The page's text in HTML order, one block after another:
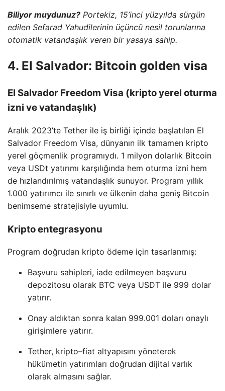
Biliyor muydunuz? Portekiz, 15’inci yüzyılda sürgün
edilen Sefarad Yahudilerinin üçüncü nesil torunlarına
otomatik vatandaşlık veren bir yasaya sahip.
4. El Salvador: Bitcoin golden visa
El Salvador Freedom Visa (kripto yerel oturma
izni ve vatandaşlık)
Aralık 2023’te Tether ile iş birliği içinde başlatılan El
Salvador Freedom Visa, dünyanın ilk tamamen kripto
yerel göçmenlik programıydı. 1 milyon dolarlık Bitcoin
veya USDt yatırımı karşılığında hem oturma izni hem
de hızlandırılmış vatandaşlık sunuyor. Program yıllık
1.000 yatırımcı ile sınırlı ve ülkenin daha geniş Bitcoin
benimseme stratejisiyle uyumlu.
Kripto entegrasyonu
Program doğrudan kripto ödeme için tasarlanmış:
Başvuru sahipleri, iade edilmeyen başvuru
depozitosu olarak BTC veya USDT ile 999 dolar
yatırır.
Onay aldıktan sonra kalan 999.001 doları onaylı
girişimlere yatırır.
Tether, kripto–fiat altyapısını yöneterek
hükümetin yatırımları doğrudan dijital varlık
olarak almasını sağlar.